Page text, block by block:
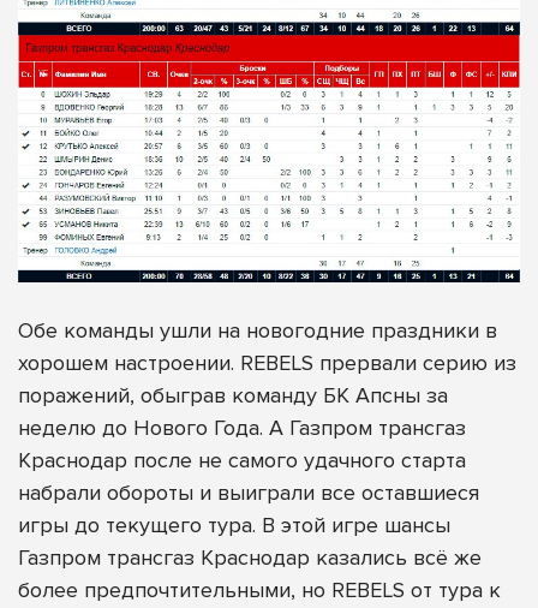
Обе команды ушли на новогодние праздники в
хорошем настроении. REBELS прервали серию из
поражений, обыграв команду БК Апсны за
неделю до Нового Года. А Газпром трансгаз
Краснодар после не самого удачного старта
набрали обороты и выиграли все оставшиеся
игры до текущего тура. В этой игре шансы
Газпром трансгаз Краснодар казались всё же
более предпочтительными, но REBELS от тура к